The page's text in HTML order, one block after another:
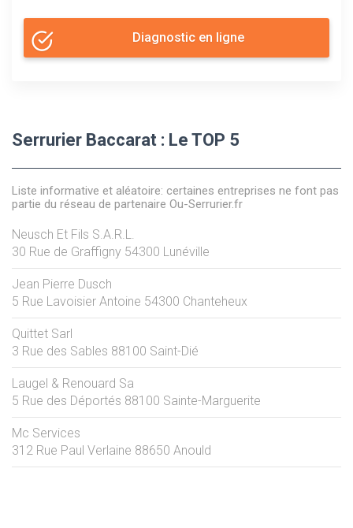
Diagnostic en ligne
Serrurier Baccarat : Le TOP 5
Liste informative et aléatoire: certaines entreprises ne font pas
partie du réseau de partenaire Ou-Serrurier.fr
Neusch Et Fils S.A.R.L.
30 Rue de Graffigny 54300 Lunéville
Jean Pierre Dusch
5 Rue Lavoisier Antoine 54300 Chanteheux
Quittet Sarl
3 Rue des Sables 88100 Saint-Dié
Laugel & Renouard Sa
5 Rue des Déportés 88100 Sainte-Marguerite
Mc Services
312 Rue Paul Verlaine 88650 Anould